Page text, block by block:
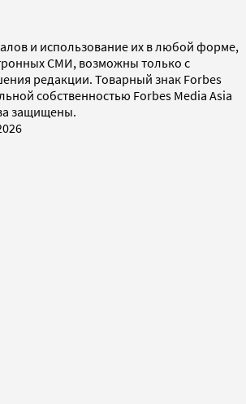
и использование их в любой форме,
СМИ, возможны только с
редакции. Товарный знак Forbes
собственностью Forbes Media Asia
защищены.